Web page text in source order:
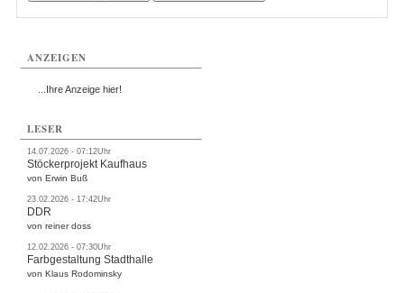
ANZEIGEN
...Ihre Anzeige hier!
LESER
14.07.2026 - 07:12Uhr
Stöckerprojekt Kaufhaus
von Erwin Buß
23.02.2026 - 17:42Uhr
DDR
von reiner doss
12.02.2026 - 07:30Uhr
Farbgestaltung Stadthalle
von Klaus Rodominsky